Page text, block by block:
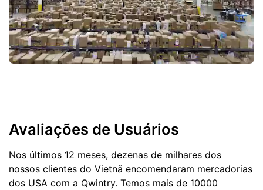
Avaliações de Usuários
Nos últimos 12 meses, dezenas de milhares dos
nossos clientes do Vietnã encomendaram mercadorias
dos USA com a Qwintry. Temos mais de 10000